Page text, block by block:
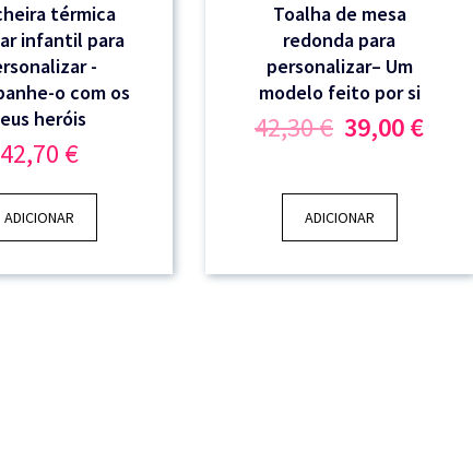
térmica
infantil para
-
o com os
heróis
42,70 €
ADICIONAR
Toalha de mesa
redonda para
personalizar– Um
modelo feito por si
42,30€ O
preço
era:
42,30 €.
39,00€O
ADICIONAR